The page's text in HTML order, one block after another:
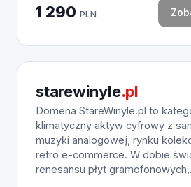
1 290 PLN
starewinyle.pl
Domena StareWinyle.pl to
klimatyczny aktyw cyfrowy z
muzyki analogowej, rynku
retro e-commerce. W dobie
renesansu płyt